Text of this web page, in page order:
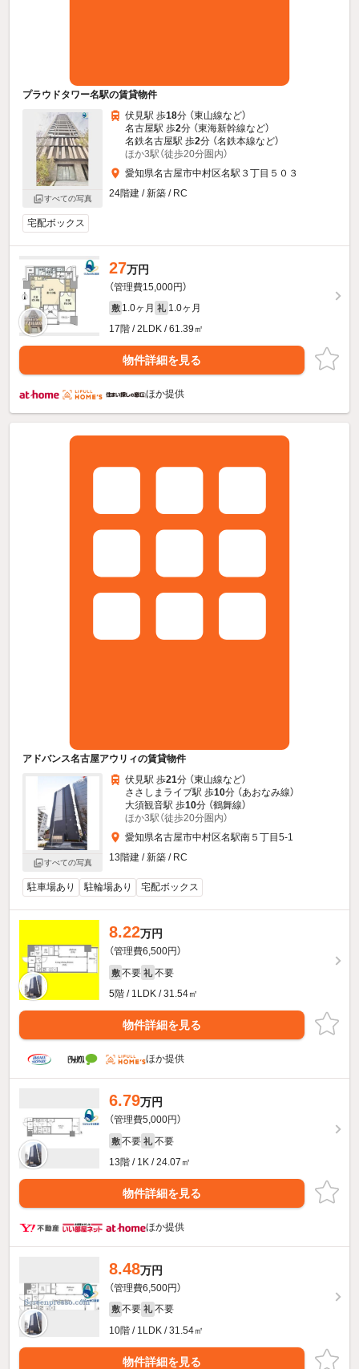
プラウドタワー名駅の賃貸物件
すべての写真
伏見駅 歩18分 （東山線など）
名古屋駅 歩2分 （東海新幹線など）
名鉄名古屋駅 歩2分 （名鉄本線など）
ほか3駅（徒歩20分圏内）
愛知県名古屋市中村区名駅３丁目５０３
24階建 / 新築 / RC
宅配ボックス
27万円
（管理費15,000円）
敷 1.0ヶ月 礼 1.0ヶ月
17階 / 2LDK / 61.39㎡
物件詳細を見る
ほか提供
アドバンス名古屋アウリィの賃貸物件
すべての写真
伏見駅 歩21分 （東山線など）
ささしまライブ駅 歩10分 （あおなみ線）
大須観音駅 歩10分 （鶴舞線）
ほか3駅（徒歩20分圏内）
愛知県名古屋市中村区名駅南５丁目5-1
13階建 / 新築 / RC
駐車場あり 駐輪場あり 宅配ボックス
8.22万円
（管理費6,500円）
敷 不要 礼 不要
5階 / 1LDK / 31.54㎡
物件詳細を見る
ほか提供
6.79万円
（管理費5,000円）
敷 不要 礼 不要
13階 / 1K / 24.07㎡
物件詳細を見る
ほか提供
8.48万円
（管理費6,500円）
敷 不要 礼 不要
10階 / 1LDK / 31.54㎡
物件詳細を見る